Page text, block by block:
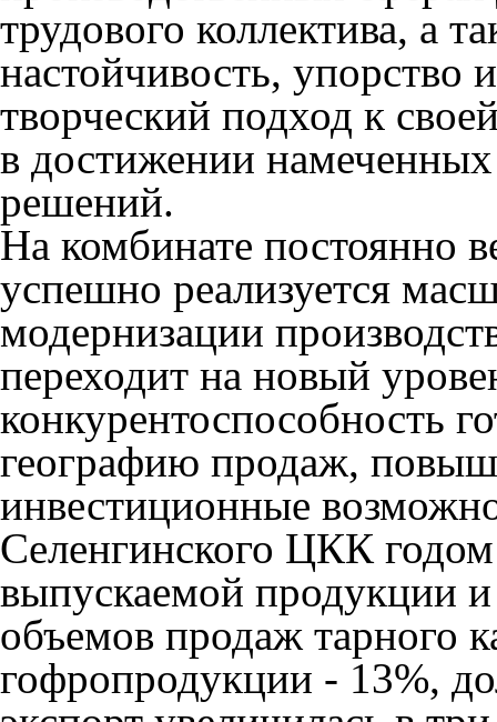
трудового коллектива, а
настойчивость, упорство
творческий подход к
в достижении
решений.
На комбинате постоянно
успешно реализуется
модернизации
переходит на новый
конкурентоспособность
географию продаж,
инвестиционные
Селенгинского ЦКК
выпускаемой продукции и
объемов продаж тарного
гофропродукции - 13%,